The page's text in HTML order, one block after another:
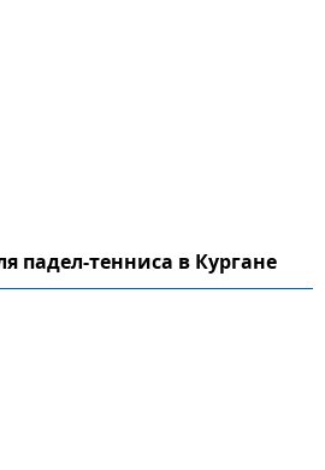
падел-тенниса в Кургане